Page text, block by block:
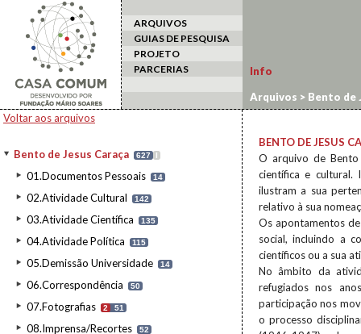
ARQUIVOS
GUIAS DE PESQUISA
PROJETO
PARCERIAS
Voltar aos arquivos
Bento de Jesus Caraça 627 I
01.Documentos Pessoais 14
02.Atividade Cultural 142
03.Atividade Científica 135
04.Atividade Política 115
05.Demissão Universidade 14
06.Correspondência 50
07.Fotografias 2 51
08.Imprensa/Recortes 52
Info
Arquivos > Bento de
BENTO DE JESUS
O arquivo de Bento
científica e cultural.
ilustram a sua
relativo à sua
Os apontamentos
social, incluindo a
científicos ou a sua
No âmbito da
refugiados nos
participação nos
o processo